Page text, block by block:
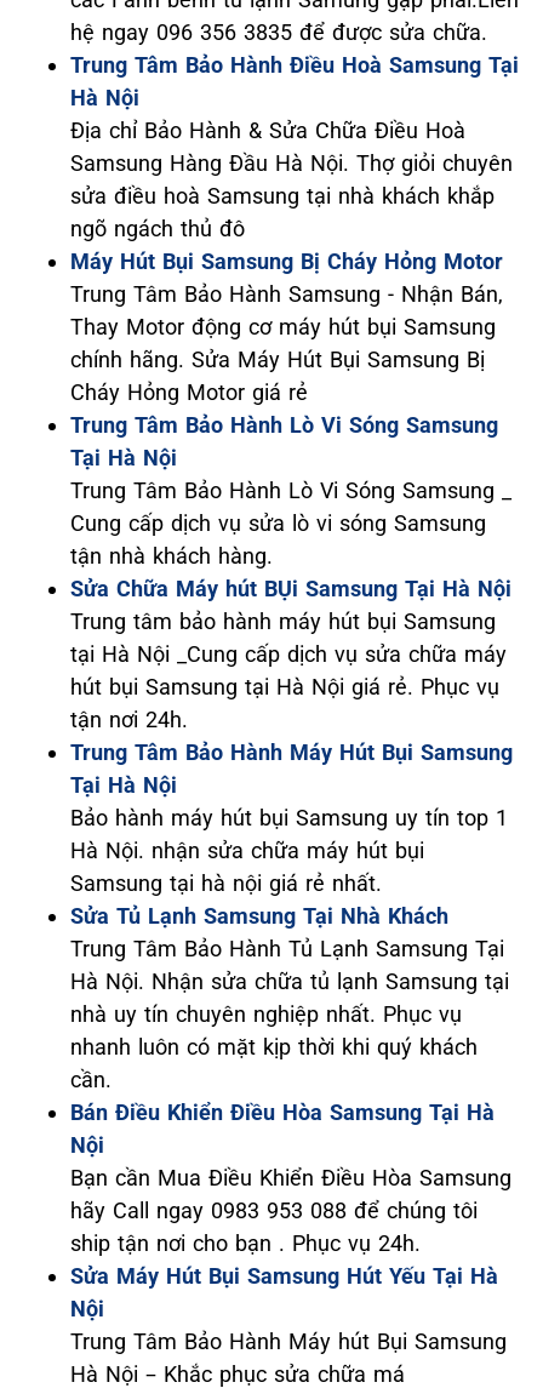
hệ ngay 096 356 3835 để được sửa chữa.
Trung Tâm Bảo Hành Điều Hoà Samsung Tại
Hà Nội
Địa chỉ Bảo Hành & Sửa Chữa Điều Hoà
Samsung Hàng Đầu Hà Nội. Thợ giỏi chuyên
sửa điều hoà Samsung tại nhà khách khắp
ngõ ngách thủ đô
Máy Hút Bụi Samsung Bị Cháy Hỏng Motor
Trung Tâm Bảo Hành Samsung - Nhận Bán,
Thay Motor động cơ máy hút bụi Samsung
chính hãng. Sửa Máy Hút Bụi Samsung Bị
Cháy Hỏng Motor giá rẻ
Trung Tâm Bảo Hành Lò Vi Sóng Samsung
Tại Hà Nội
Trung Tâm Bảo Hành Lò Vi Sóng Samsung _
Cung cấp dịch vụ sửa lò vi sóng Samsung
tận nhà khách hàng.
Sửa Chữa Máy hút BỤi Samsung Tại Hà Nội
Trung tâm bảo hành máy hút bụi Samsung
tại Hà Nội _Cung cấp dịch vụ sửa chữa máy
hút bụi Samsung tại Hà Nội giá rẻ. Phục vụ
tận nơi 24h.
Trung Tâm Bảo Hành Máy Hút Bụi Samsung
Tại Hà Nội
Bảo hành máy hút bụi Samsung uy tín top 1
Hà Nội. nhận sửa chữa máy hút bụi
Samsung tại hà nội giá rẻ nhất.
Sửa Tủ Lạnh Samsung Tại Nhà Khách
Trung Tâm Bảo Hành Tủ Lạnh Samsung Tại
Hà Nội. Nhận sửa chữa tủ lạnh Samsung tại
nhà uy tín chuyên nghiệp nhất. Phục vụ
nhanh luôn có mặt kịp thời khi quý khách
cần.
Bán Điều Khiển Điều Hòa Samsung Tại Hà
Nội
Bạn cần Mua Điều Khiển Điều Hòa Samsung
hãy Call ngay 0983 953 088 để chúng tôi
ship tận nơi cho bạn . Phục vụ 24h.
Sửa Máy Hút Bụi Samsung Hút Yếu Tại Hà
Nội
Trung Tâm Bảo Hành Máy hút Bụi Samsung
Hà Nội – Khắc phục sửa chữa má